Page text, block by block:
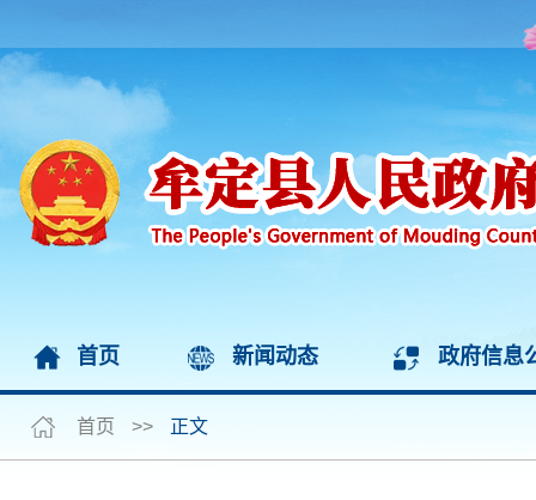
首页 新闻动态 政府信息
首页 >> 正文